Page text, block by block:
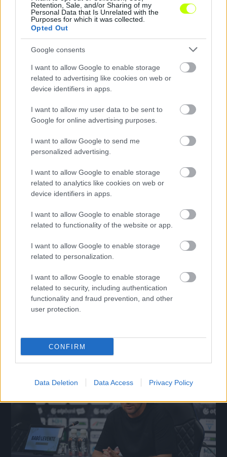
Retention, Sale, and/or Sharing of my
Personal Data that Is Unrelated with the
Purposes for which it was collected.
Opted Out
Google consents
I want to allow Google to enable storage
related to advertising like cookies on web or
device identifiers in apps.
I want to allow my user data to be sent to
Google for online advertising purposes.
I want to allow Google to send me
personalized advertising.
I want to allow Google to enable storage
related to analytics like cookies on web or
device identifiers in apps.
I want to allow Google to enable storage
related to functionality of the website or app.
I want to allow Google to enable storage
related to personalization.
I want to allow Google to enable storage
related to security, including authentication
functionality and fraud prevention, and other
user protection.
CONFIRM
Data Deletion Data Access Privacy Policy
játszik a Magyar Kupában.
UnmuteLoaded:
Remaining
-
Borítókép forrása: pfla.hu
Megosztás: